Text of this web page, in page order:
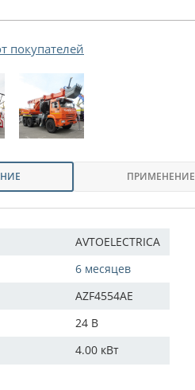
покупателей
ПРИМЕНЕНИЕ
AVTOELECTRICA
6 месяцев
AZF4554AE
24 В
4.00 кВт